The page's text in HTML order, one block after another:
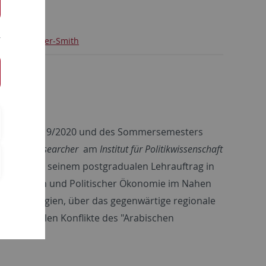
Philip Gater-Smith
2019/2020 und des Sommersemesters
Researcher am Institut für Politikwissenschaft
. Neben seinem postgradualen Lehrauftrag in
und Politischer Ökonomie im Nahen
Analogien, über das gegenwärtige regionale
regionalen Konflikte des "Arabischen